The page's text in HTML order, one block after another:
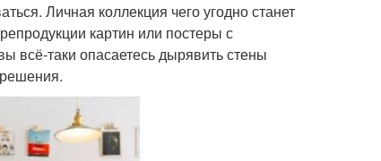
Личная коллекция чего угодно станет
картин или постеры с
всё-таки опасаетесь дырявить стены